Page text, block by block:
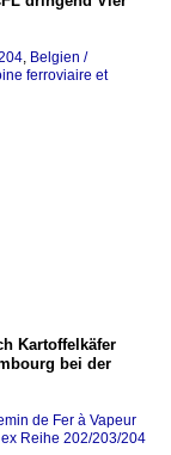
, Belgien /
ferroviaire et
Kartoffelkäfer
bei der
de Fer à Vapeur
Reihe 202/203/204